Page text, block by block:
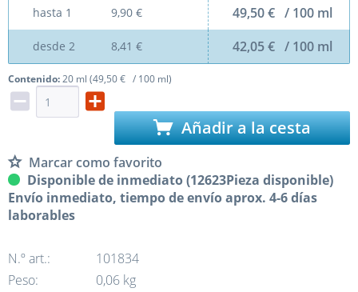
hasta 1 9,90 € 49,50 € / 100 ml
desde 2 8,41 € 42,05 € / 100 ml
Contenido:20 ml (49,50 € / 100 ml)
Añadir a la cesta
Marcar como favorito
Disponible de inmediato (12623Pieza disponible)
Envío inmediato, tiempo de envío aprox. 4-6 días
laborables
N.º art.:
101834
Peso:
0,06 kg